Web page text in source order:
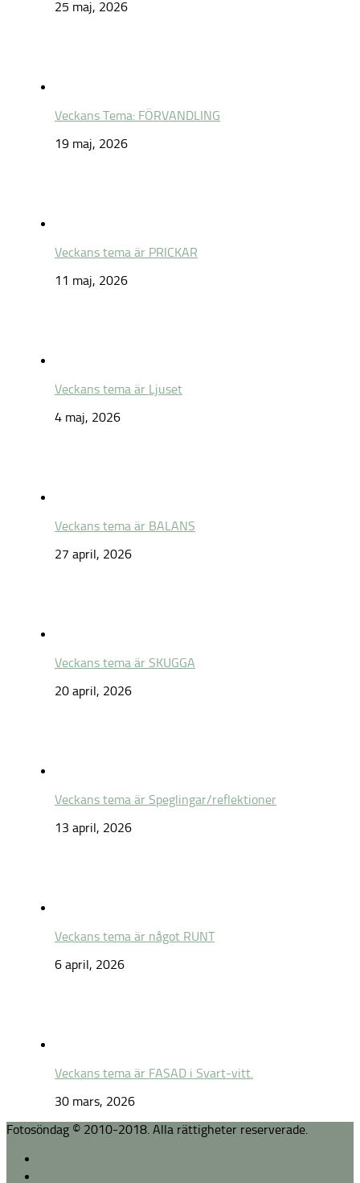
25 maj, 2026
Veckans Tema: FÖRVANDLING
19 maj, 2026
Veckans tema är PRICKAR
11 maj, 2026
Veckans tema är Ljuset
4 maj, 2026
Veckans tema är BALANS
27 april, 2026
Veckans tema är SKUGGA
20 april, 2026
Veckans tema är Speglingar/reflektioner
13 april, 2026
Veckans tema är något RUNT
6 april, 2026
Veckans tema är FASAD i Svart-vitt.
30 mars, 2026
Fotosöndag © 2010-2018. Alla rättigheter reserverade.